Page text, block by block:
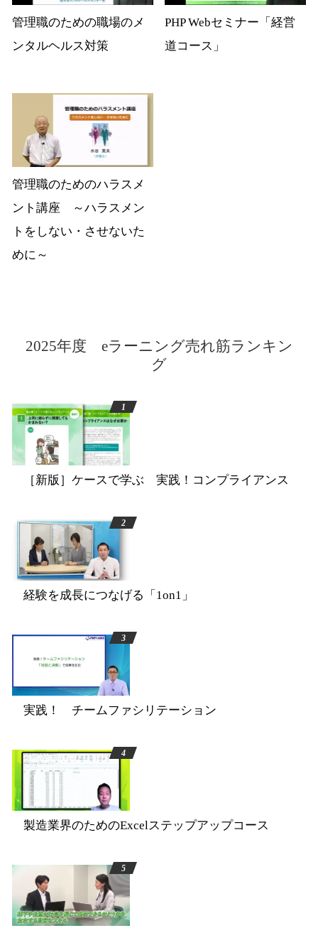
管理職のための職場のメ
ンタルヘルス対策
PHP Webセミナー「経営
道コース」
管理職のためのハラスメ
ント講座 ～ハラスメン
トをしない・させないた
めに～
2025年度 eラーニング売れ筋ランキン
グ
［新版］ケースで学ぶ 実践！コンプライアンス
経験を成長につなげる「1on1」
実践！ チームファシリテーション
製造業界のためのExcelステップアップコース